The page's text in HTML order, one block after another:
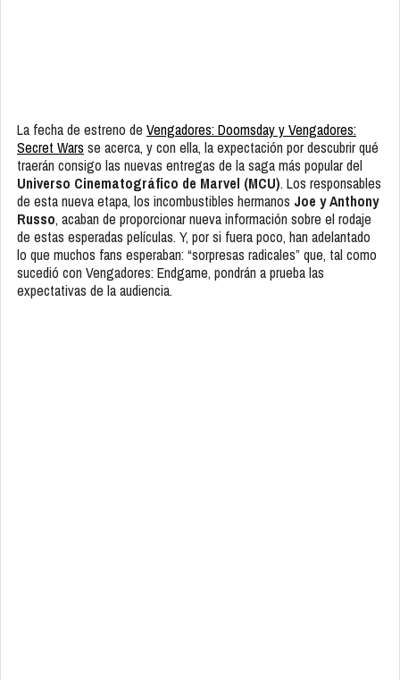
La fecha de estreno de Vengadores: Doomsday y Vengadores:
Secret Wars se acerca, y con ella, la expectación por descubrir qué
traerán consigo las nuevas entregas de la saga más popular del
Universo Cinematográfico de Marvel (MCU). Los responsables
de esta nueva etapa, los incombustibles hermanos Joe y Anthony
Russo, acaban de proporcionar nueva información sobre el rodaje
de estas esperadas películas. Y, por si fuera poco, han adelantado
lo que muchos fans esperaban: “sorpresas radicales” que, tal como
sucedió con Vengadores: Endgame, pondrán a prueba las
expectativas de la audiencia.